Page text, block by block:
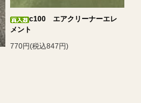
c100 エアクリーナーエレ
メント
770円(税込847円)